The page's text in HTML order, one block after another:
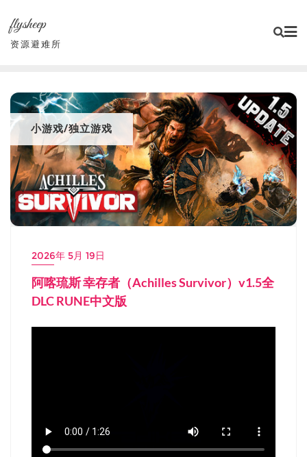
content
flysheep
资源避难所
小游戏/独立游戏
2026年 5月 19日
阿喀琉斯 幸存者（Achilles Survivor）v1.5全
DLC RUNE中文版